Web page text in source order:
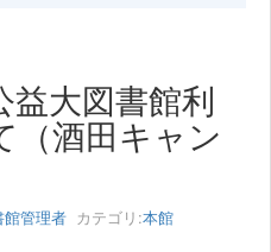
益大図書館利
（酒田キャン
館管理者 カテゴリ:本館